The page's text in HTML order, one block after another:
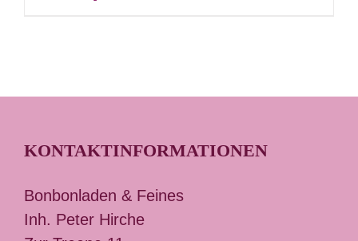
Varianten
Die
können
auf
KONTAKTINFORMATIONEN
Bonbonladen & Feines
Inh. Peter Hirche